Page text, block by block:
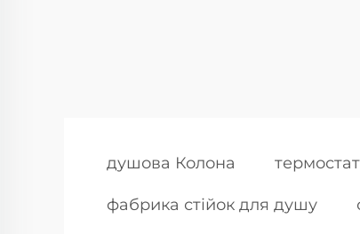
душова Колона
фабрика стійок для душу